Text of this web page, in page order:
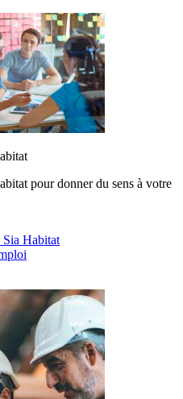
pour donner du sens à votre
Habitat